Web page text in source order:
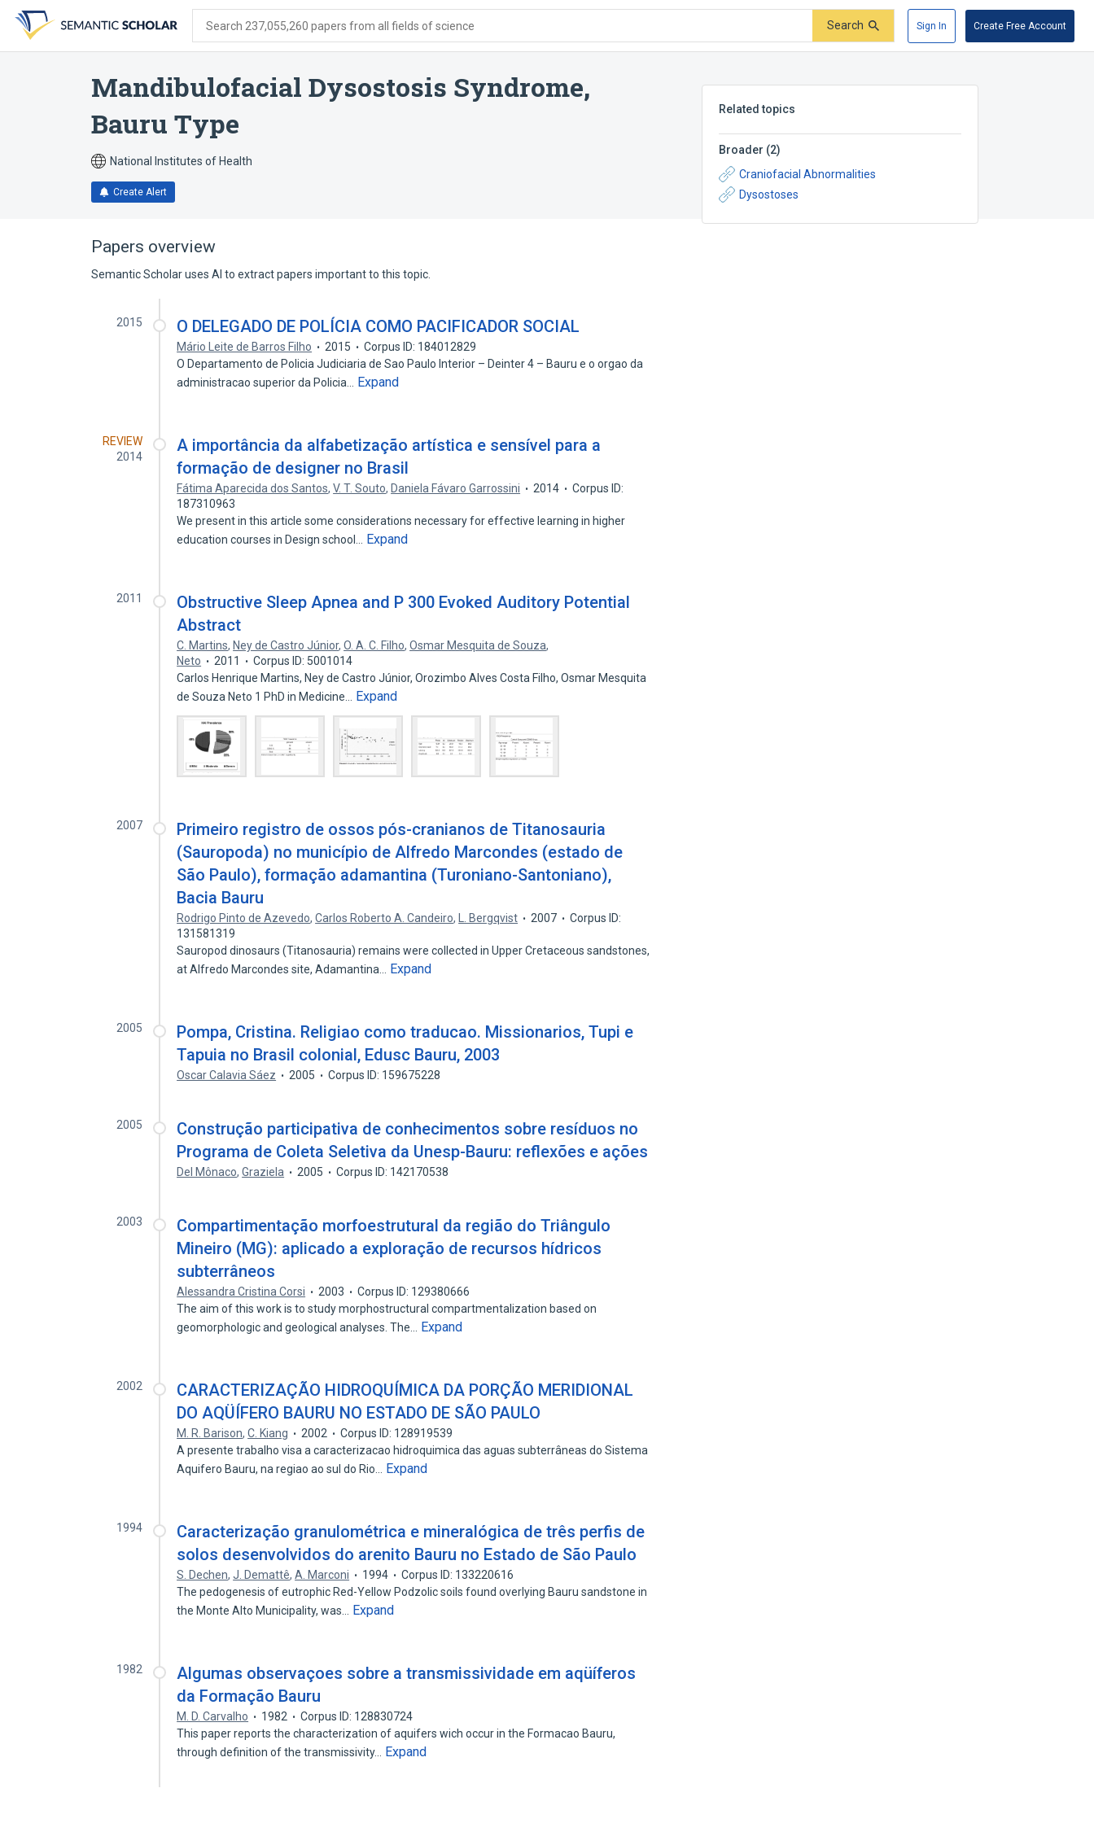
search
form
content
account
menu
Search 237,055,260 papers from all fields of science Search Sign In Create Free Account
Mandibulofacial Dysostosis Syndrome,
Bauru Type
National Institutes of Health
Create Alert
Related topics
Broader (2)
Craniofacial Abnormalities
Dysostoses
Papers overview
Semantic Scholar uses AI to extract papers important to this topic.
2015 O DELEGADO DE POLÍCIA COMO PACIFICADOR SOCIAL
Mário Leite de Barros Filho 2015
Corpus ID: 184012829
O Departamento de Policia Judiciaria de Sao Paulo Interior – Deinter 4 – Bauru e o orgao da
administracao superior da Policia…
Expand
REVIEW
2014
A importância da alfabetização artística e sensível para a
formação de designer no Brasil
Fátima Aparecida dos Santos,V. T. Souto, Daniela Fávaro Garrossini 2014
Corpus ID:
187310963
We present in this article some considerations necessary for effective learning in higher
education courses in Design school…
Expand
2011
Obstructive Sleep Apnea and P 300 Evoked Auditory Potential
Abstract
C. Martins, Ney de Castro Júnior,O. A. C. Filho,Osmar Mesquita de Souza,
Neto
2011
Corpus ID: 5001014
Carlos Henrique Martins, Ney de Castro Júnior, Orozimbo Alves Costa Filho, Osmar Mesquita
de Souza Neto 1 PhD in Medicine…
Expand
2007
Primeiro registro de ossos pós-cranianos de Titanosauria
(Sauropoda) no município de Alfredo Marcondes (estado de
São Paulo), formação adamantina (Turoniano-Santoniano),
Bacia Bauru
Rodrigo Pinto de Azevedo,Carlos Roberto A. Candeiro, L. Bergqvist 2007
Corpus ID:
131581319
Sauropod dinosaurs (Titanosauria) remains were collected in Upper Cretaceous sandstones,
at Alfredo Marcondes site, Adamantina…
Expand
2005
Pompa, Cristina. Religiao como traducao. Missionarios, Tupi e
Tapuia no Brasil colonial, Edusc Bauru, 2003
Oscar Calavia Sáez 2005 Corpus ID: 159675228
2005
Construção participativa de conhecimentos sobre resíduos no
Programa de Coleta Seletiva da Unesp-Bauru: reflexões e ações
Del Mônaco,Graziela 2005 Corpus ID: 142170538
2003
Compartimentação morfoestrutural da região do Triângulo
Mineiro (MG): aplicado a exploração de recursos hídricos
subterrâneos
Alessandra Cristina Corsi 2003
Corpus ID: 129380666
The aim of this work is to study morphostructural compartmentalization based on
geomorphologic and geological analyses. The…
Expand
2002
CARACTERIZAÇÃO HIDROQUÍMICA DA PORÇÃO MERIDIONAL
DO AQÜÍFERO BAURU NO ESTADO DE SÃO PAULO
M. R. Barison,C. Kiang 2002
Corpus ID: 128919539
A presente trabalho visa a caracterizacao hidroquimica das aguas subterrâneas do Sistema
Aquifero Bauru, na regiao ao sul do Rio…
Expand
1994
Caracterização granulométrica e mineralógica de três perfis de
solos desenvolvidos do arenito Bauru no Estado de São Paulo
S. Dechen,J. Demattê,A. Marconi 1994
Corpus ID: 133220616
The pedogenesis of eutrophic Red-Yellow Podzolic soils found overlying Bauru sandstone in
the Monte Alto Municipality, was…
Expand
1982
Algumas observaçoes sobre a transmissividade em aqüíferos
da Formação Bauru
M. D. Carvalho 1982
Corpus ID: 128830724
This paper reports the characterization of aquifers wich occur in the Formacao Bauru,
through definition of the transmissivity…
Expand